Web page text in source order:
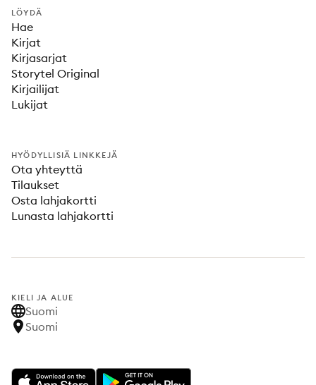
LÖYDÄ
Hae
Kirjat
Kirjasarjat
Storytel Original
Kirjailijat
Lukijat
HYÖDYLLISIÄ LINKKEJÄ
Ota yhteyttä
Tilaukset
Osta lahjakortti
Lunasta lahjakortti
KIELI JA ALUE
Suomi
Suomi